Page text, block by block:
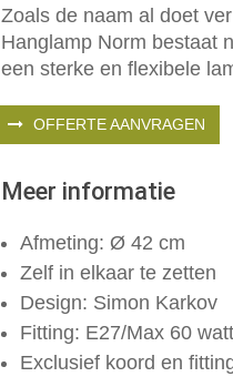
Zoals de naam al doet
Hanglamp Norm bestaat
een sterke en flexibele
OFFERTE AANVRAGEN
Meer informatie
Afmeting: Ø 42 cm
Zelf in elkaar te zetten
Design: Simon Karkov
Fitting: E27/Max 60 watt
Exclusief koord en